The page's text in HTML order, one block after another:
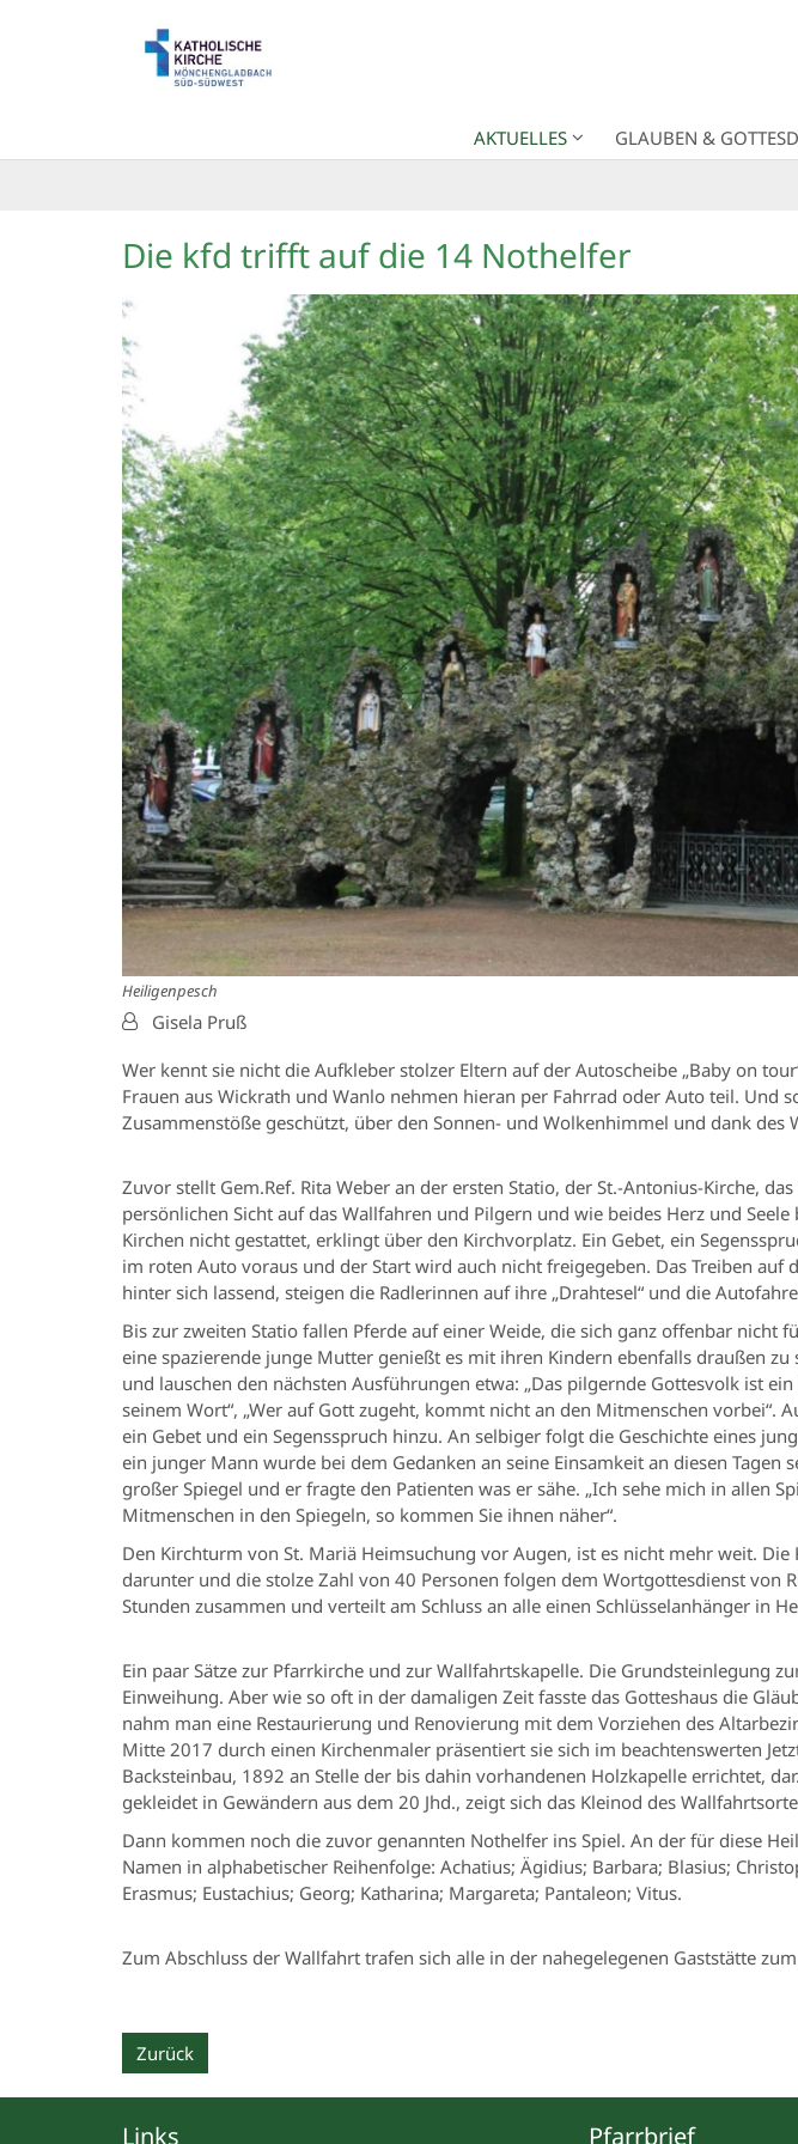
AKTUELLES GLAUBEN &
Die kfd trifft auf die 14 Nothelfer
Heiligenpesch
Von:Gisela Pruß
Wer kennt sie nicht die Aufkleber stolzer Eltern auf der Autoscheibe „Baby on
Frauen aus Wickrath und Wanlo nehmen hieran per Fahrrad oder Auto teil.
Zusammenstöße geschützt, über den Sonnen- und Wolkenhimmel und dank des
Zuvor stellt Gem.Ref. Rita Weber an der ersten Statio, der St.-Antonius-Kirche,
persönlichen Sicht auf das Wallfahren und Pilgern und wie beides Herz und
Kirchen nicht gestattet, erklingt über den Kirchvorplatz. Ein Gebet, ein
im roten Auto voraus und der Start wird auch nicht freigegeben. Das Treiben
hinter sich lassend, steigen die Radlerinnen auf ihre „Drahtesel“ und die
Bis zur zweiten Statio fallen Pferde auf einer Weide, die sich ganz offenbar
eine spazierende junge Mutter genießt es mit ihren Kindern ebenfalls draußen
und lauschen den nächsten Ausführungen etwa: „Das pilgernde Gottesvolk ist
seinem Wort“, „Wer auf Gott zugeht, kommt nicht an den Mitmenschen vorbei“.
ein Gebet und ein Segensspruch hinzu. An selbiger folgt die Geschichte eines
ein junger Mann wurde bei dem Gedanken an seine Einsamkeit an diesen
großer Spiegel und er fragte den Patienten was er sähe. „Ich sehe mich in allen
Mitmenschen in den Spiegeln, so kommen Sie ihnen näher“.
Den Kirchturm von St. Mariä Heimsuchung vor Augen, ist es nicht mehr weit.
darunter und die stolze Zahl von 40 Personen folgen dem Wortgottesdienst von
Stunden zusammen und verteilt am Schluss an alle einen Schlüsselanhänger in
Ein paar Sätze zur Pfarrkirche und zur Wallfahrtskapelle. Die Grundsteinlegung
Einweihung. Aber wie so oft in der damaligen Zeit fasste das Gotteshaus die
nahm man eine Restaurierung und Renovierung mit dem Vorziehen des
Mitte 2017 durch einen Kirchenmaler präsentiert sie sich im beachtenswerten
Backsteinbau, 1892 an Stelle der bis dahin vorhandenen Holzkapelle errichtet,
gekleidet in Gewändern aus dem 20 Jhd., zeigt sich das Kleinod des
Dann kommen noch die zuvor genannten Nothelfer ins Spiel. An der für diese
Namen in alphabetischer Reihenfolge: Achatius; Ägidius; Barbara; Blasius;
Erasmus; Eustachius; Georg; Katharina; Margareta; Pantaleon; Vitus.
Zum Abschluss der Wallfahrt trafen sich alle in der nahegelegenen Gaststätte
Zurück
Links Pfarrbrief